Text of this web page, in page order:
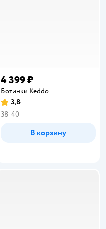
4 399 ₽
Ботинки Keddo
Рейтинг:
3,8
38 40
В корзину